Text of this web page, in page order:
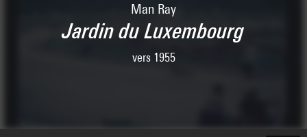
Man Ray
Jardin du Luxembourg
vers 1955